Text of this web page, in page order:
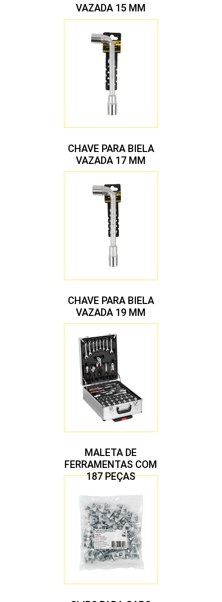
VAZADA 15 MM
CHAVE PARA BIELA
VAZADA 17 MM
CHAVE PARA BIELA
VAZADA 19 MM
MALETA DE
FERRAMENTAS COM
187 PEÇAS